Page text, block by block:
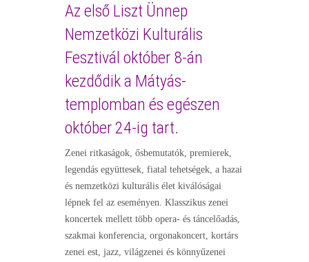
Az első Liszt Ünnep
Nemzetközi Kulturális
Fesztivál október 8-án
kezdődik a Mátyás-
templomban és egészen
október 24-ig tart.
Zenei ritkaságok, ősbemutatók, premierek,
legendás együttesek, fiatal tehetségek, a hazai
és nemzetközi kulturális élet kiválóságai
lépnek fel az eseményen. Klasszikus zenei
koncertek mellett több opera- és táncelőadás,
szakmai konferencia, orgonakoncert, kortárs
zenei est, jazz, világzenei és könnyűzenei